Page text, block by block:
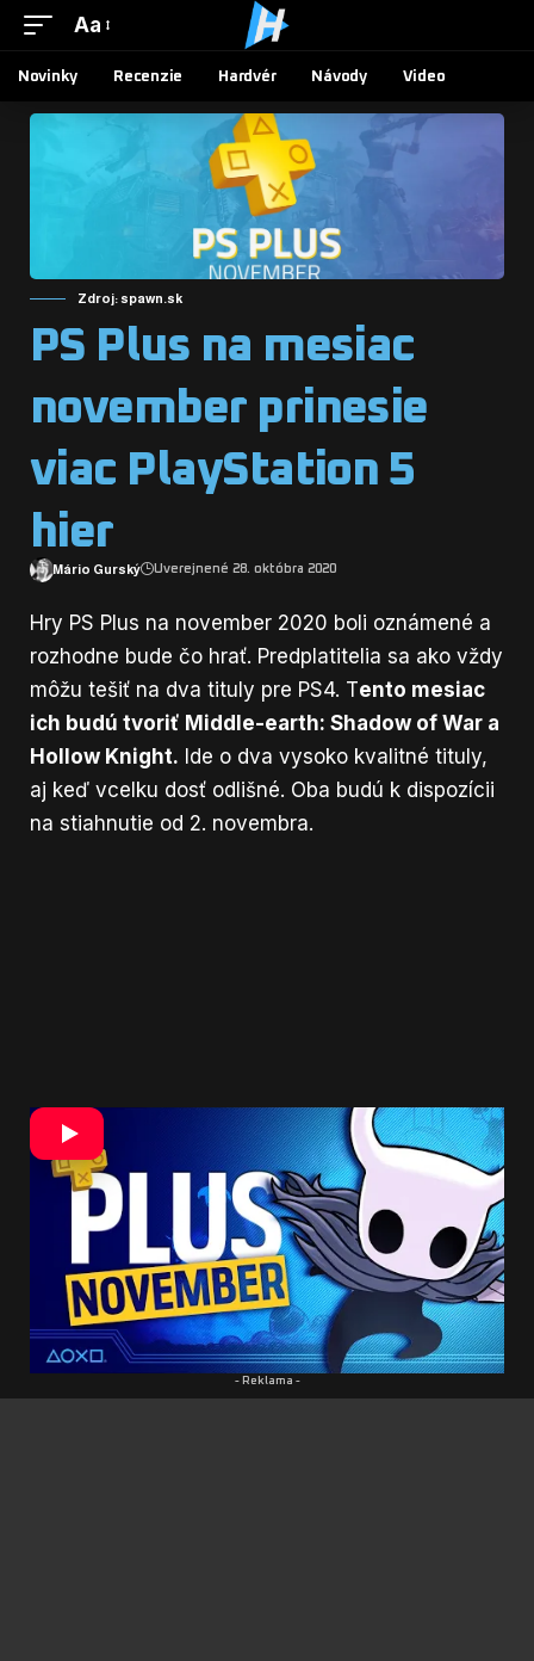
Aa
Novinky Recenzie Hardvér Návody Video
Zdroj: spawn.sk
PS Plus na mesiac
november prinesie
viac PlayStation 5
hier
Mário Gurský Uverejnené 28. októbra 2020
Hry PS Plus na november 2020 boli oznámené a
rozhodne bude čo hrať. Predplatitelia sa ako vždy
môžu tešiť na dva tituly pre PS4. Tento mesiac
ich budú tvoriť Middle-earth: Shadow of War a
Hollow Knight. Ide o dva vysoko kvalitné tituly,
aj keď vcelku dosť odlišné. Oba budú k dispozícii
na stiahnutie od 2. novembra.
To však rozhodne nie je všetko. Ak sa vám
podarí kúpiť novú konzolu PlayStation 5, poteší
vás, že vás čaká jedna hra na viac v PS Plus.
Pôjde o nový, vcelku nezvyčajný, ale o to viac
krajší titul Busnax.Sony sa rozhodla takýmto
spôsobom propagovať novú konzolu. Čo je však
škoda, pretože hra vyjde aj na PS4. Informoval o
tom portálPush Square.
- Reklama -